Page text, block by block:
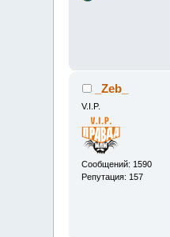
_Zeb_
V.I.P.
Сообщений: 1590
Репутация: 157